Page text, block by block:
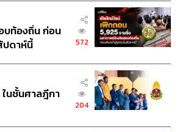
บท้องถิ่น ก่อน
ปดาห์นี้
572
นชั้นศาลฎีกา
204